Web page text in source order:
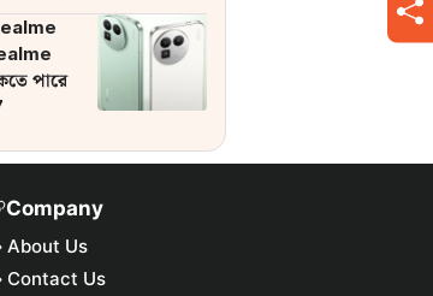
পারে
Company
About Us
Contact Us